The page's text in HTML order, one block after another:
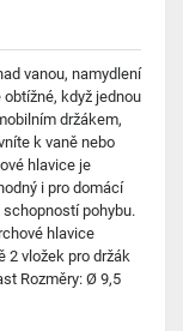
vanou, namydlení
když jednou
držákem,
k vaně nebo
hlavice je
i pro domácí
pohybu.
hlavice
2 vložek pro držák
Rozměry: Ø 9,5